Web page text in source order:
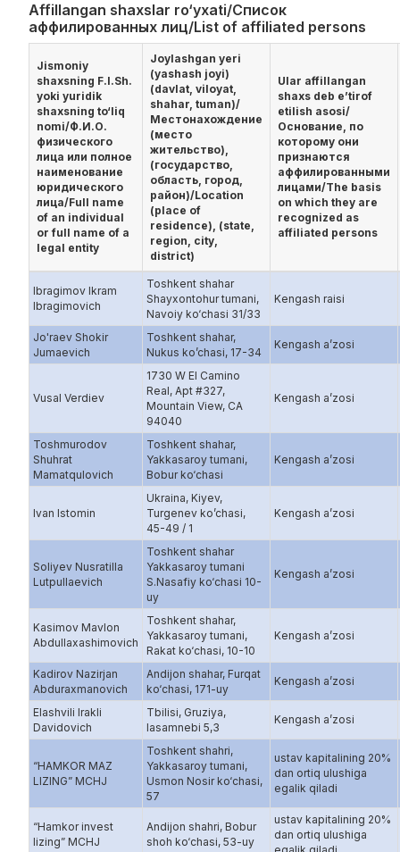
Affillangan shaxslar ro‘yxati/Список
аффилированных лиц/List of affiliated persons
Jismoniy
shaxsning F.I.Sh.
yoki yuridik
shaxsning to‘liq
nomi/Ф.И.О.
физического
лица или полное
наименование
юридического
лица/Full name
of an individual
or full name of a
legal entity
Joylashgan yeri
(yashash joyi)
(davlat, viloyat,
shahar, tuman)/
Местонахождение
(место
жительство),
(государство,
область, город,
район)/Location
(place of
residence), (state,
region, city,
district)
Ular affillangan
shaxs deb e’tirof
etilish asosi/
Основание, по
которому они
признаются
аффилированными
лицами/The basis
on which they are
recognized as
affiliated persons
Ibragimov Ikram
Ibragimovich
Toshkent shahar
Shayxontohur tumani,
Navoiy ko‘chasi 31/33
Kengash raisi
Jo'raev Shokir
Jumaevich
Toshkent shahar,
Nukus ko’chasi, 17-34
Kengash a’zosi
Vusal Verdiev
1730 W El Camino
Real, Apt #327,
Mountain View, CA
94040
Kengash a’zosi
Toshmurodov
Shuhrat
Mamatqulovich
Toshkent shahar,
Yakkasaroy tumani,
Bobur ko‘chasi
Kengash a’zosi
Ivan Istomin
Ukraina, Kiyev,
Turgenev ko’chasi,
45-49 / 1
Kengash a’zosi
Soliyev Nusratilla
Lutpullaevich
Toshkent shahar
Yakkasaroy tumani
S.Nasafiy ko‘chasi 10-
uy
Kengash a’zosi
Kasimov Mavlon
Abdullaxashimovich
Toshkent shahar,
Yakkasaroy tumani,
Rakat ko‘chasi, 10-10
Kengash a’zosi
Kadirov Nazirjan
Abduraxmanovich
Andijon shahar, Furqat
ko‘chasi, 171-uy
Kengash a’zosi
Elashvili Irakli
Davidovich
Tbilisi, Gruziya,
Iasamnebi 5,3
Kengash a’zosi
“HAMKOR MAZ
LIZING” MCHJ
Toshkent shahri,
Yakkasaroy tumani,
Usmon Nosir ko‘chasi,
57
ustav kapitalining 20%
dan ortiq ulushiga
egalik qiladi
“Hamkor invest
lizing” MCHJ
Andijon shahri, Bobur
shoh ko‘chasi, 53-uy
ustav kapitalining 20%
dan ortiq ulushiga